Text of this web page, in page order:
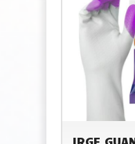
IRGE